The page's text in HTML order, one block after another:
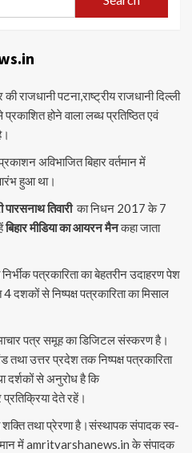
राजधानी पटना,राष्ट्रीय राजधानी दिल्ली
होने वाला लब्ध प्रतिष्ठित एवं
अविभाजित बिहार वर्तमान में
हुआ था।
तिवारीका निधन 2017 के 7
बिहार मीडिया का आयरन मैनकहा जाता
पत्रकारिता का बेहतरीन उदाहरण पेश
दशकों से निष्पक्ष पत्रकारिता का मिसाल
पत्र समूह का डिजिटल संस्करण है।
उत्तर प्रदेश तक निष्पक्ष पत्रकारिता
दर्शकों से अनुरोध है कि
देते रहें।
शक्ति तथा प्रेरणा है।संस्थापक संपादक स्व-
में amritvarshanews.in के संपादक